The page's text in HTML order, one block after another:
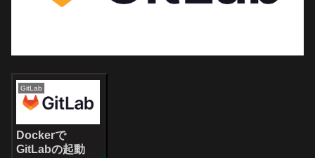
GitLab
Dockerで
GitLabの起動